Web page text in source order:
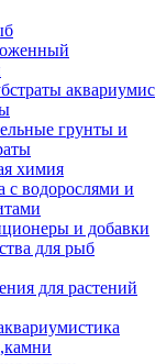
грунты и
химия
с водорослями и
и добавки
для рыб
для растений